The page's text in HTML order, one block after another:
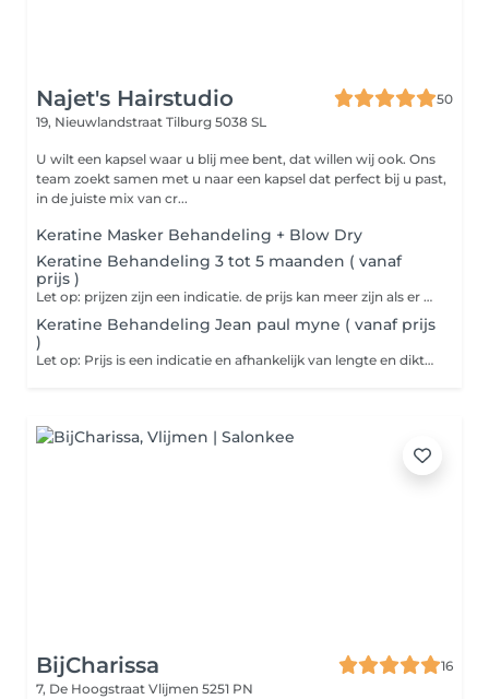
Najet's Hairstudio
50
19, Nieuwlandstraat Tilburg 5038 SL
U wilt een kapsel waar u blij mee bent, dat willen wij ook. Ons
team zoekt samen met u naar een kapsel dat perfect bij u past,
in de juiste mix van cr...
Keratine Masker Behandeling + Blow Dry
Keratine Behandeling 3 tot 5 maanden ( vanaf
prijs )
Let op: prijzen zijn een indicatie. de prijs kan meer zijn als er meer product gebruikt moet worden voor het haar.
Keratine Behandeling Jean paul myne ( vanaf prijs
)
Let op: Prijs is een indicatie en afhankelijk van lengte en dikte van het haar.
BijCharissa
16
7, De Hoogstraat Vlijmen 5251 PN